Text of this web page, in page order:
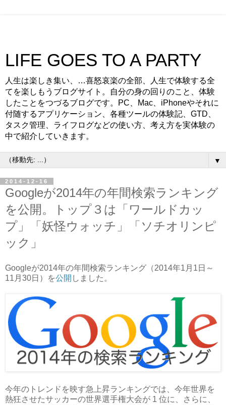
LIFE GOES TO A PARTY
人生は楽しき集い、…喜怒哀楽の全部、人生で体験する全
てを楽しもうブログサイト。自分の身の回りのこと、体験
したことをつづるブログです。PC、Mac、iPhoneやそれに
付随するアプリケーション、各種ツールの体験記、GTD、
タスク管理、ライフログなどの使い方、考え方を実体験の
中で紹介していきます。
▼
2014-12-16
Googleが2014年の年間検索ランキング
を公開。トップ３は「ワールドカッ
プ」「妖怪ウォッチ」「ソチオリンピ
ック」
Googleが2014年の年間検索ランキング（2014年1月1日～
11月30日）を公開 しました。
今年のトレンドを映す急上昇ランキングでは、今年世界を
熱狂させたサッカーの世界選手権大会が 1 位に、さらに、